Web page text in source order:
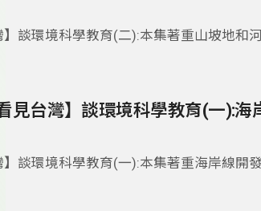
談環境科學教育(二):本集著重山坡地和
柔的態度，因為面對孕育我們的這塊土
害她，土地、山河、海洋不會說話，但台
容緩的事實。
談環境科學教育(一):本集著重海岸線開
像鳥一樣，從高空中的視野，俯瞰台灣；